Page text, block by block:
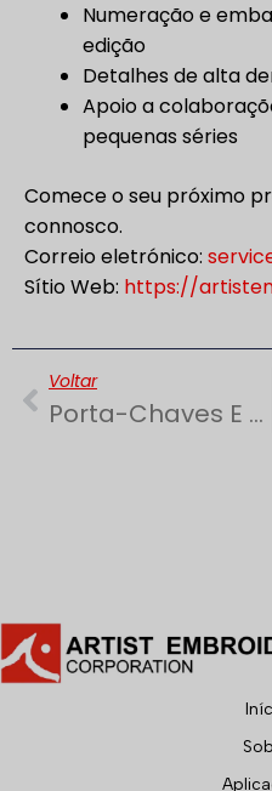
Numeração e
edição
Detalhes de alta
Apoio a
pequenas séries
Comece o seu próximo
connosco.
Correio eletrónico:
Sítio Web: https://
Anterior
Voltar
Porta-Chaves E Amuletos Bordados | Pequenos Detalhes, Grande Impacto De Marca